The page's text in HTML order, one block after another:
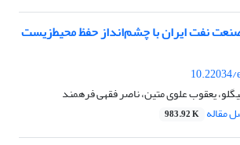
نفت ایران با چشم‌‌انداز حفظ محیط‌‌زیست
یعقوب علوی متین، ناصر فقهی فرهمند
مقاله 983.92 K